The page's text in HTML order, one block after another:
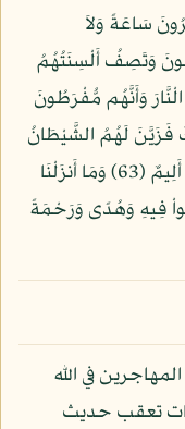
سَاعَةً وَلاَ
يَكْرَهُونَ وَتَصِفُ أَلْسِنَتُهُمُ
وَأَنَّهُم مُّفْرَطُونَ
فَزَيَّنَ لَهُمُ الشَّيْطَانُ
أَعْمَالَهُمْ فَهُوَ وَلِيُّهُمُ الْيَوْمَ وَلَهُمْ عَذَابٌ أَلِيمٌ (63) وَمَا أَنزَلْنَا
فِيهِ وَهُدًى وَرَحْمَةً
في الله
تعقب حديث